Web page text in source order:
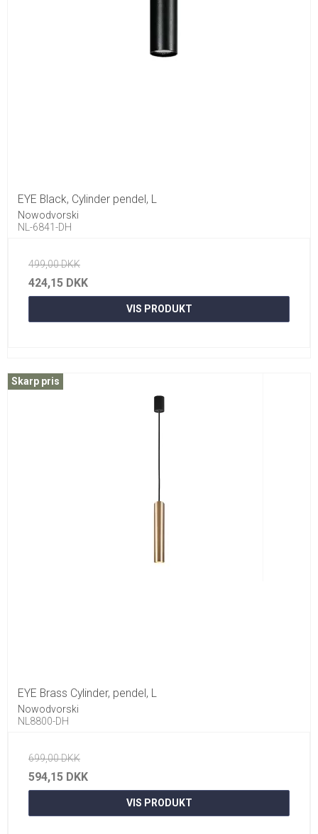
EYE Black, Cylinder pendel, L
Nowodvorski
NL-6841-DH
499,00 DKK
424,15 DKK
VIS PRODUKT
Skarp pris
EYE Brass Cylinder, pendel, L
Nowodvorski
NL8800-DH
699,00 DKK
594,15 DKK
VIS PRODUKT